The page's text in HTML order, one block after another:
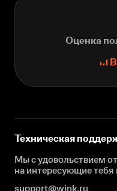
Оценка
Техническая
Мы с удовольствием
на интересующиетебя
support@wink.ru